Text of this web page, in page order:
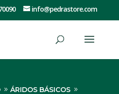
info@pedrastore.com
ÁRIDOS BÁSICOS